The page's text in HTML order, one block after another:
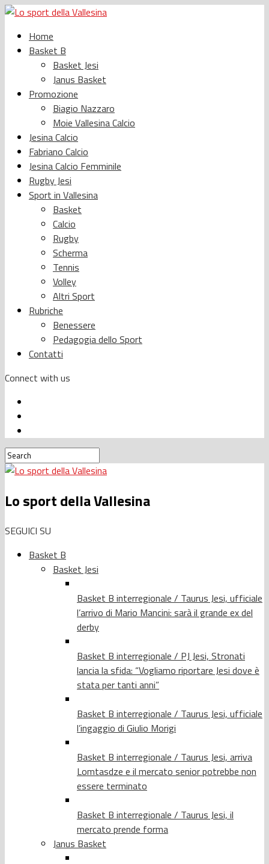
Home
Basket B
Basket Jesi
Janus Basket
Promozione
Biagio Nazzaro
Moie Vallesina Calcio
Jesina Calcio
Fabriano Calcio
Jesina Calcio Femminile
Rugby Jesi
Sport in Vallesina
Basket
Calcio
Rugby
Scherma
Tennis
Volley
Altri Sport
Rubriche
Benessere
Pedagogia dello Sport
Contatti
Connect with us
Lo sport della Vallesina
SEGUICI SU
Basket B
Basket Jesi
Basket B interregionale / Taurus Jesi, ufficiale
l’arrivo di Mario Mancini: sarà il grande ex del
derby
Basket B interregionale / PJ Jesi, Stronati
lancia la sfida: “Vogliamo riportare Jesi dove è
stata per tanti anni”
Basket B interregionale / Taurus Jesi, ufficiale
l’ingaggio di Giulio Morigi
Basket B interregionale / Taurus Jesi, arriva
Lomtasdze e il mercato senior potrebbe non
essere terminato
Basket B interregionale / Taurus Jesi, il
mercato prende forma
Janus Basket